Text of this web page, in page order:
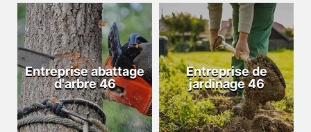
Entreprise abattage
d'arbre 46
Entreprise de
jardinage 46